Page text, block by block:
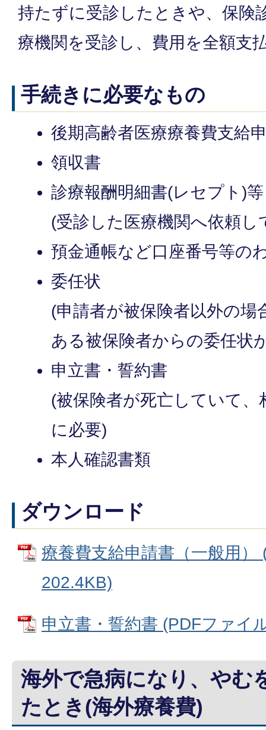
持たずに受診したときや、保険
療機関を受診し、費用を全額支
手続きに必要なもの
後期高齢者医療療養費支給
領収書
診療報酬明細書(レセプト)等
(受診した医療機関へ依頼し
預金通帳など口座番号等の
委任状
(申請者が被保険者以外の場
ある被保険者からの委任状
申立書・誓約書
(被保険者が死亡していて
に必要)
本人確認書類
ダウンロード
療養費支給申請書（一般用）
202.4KB)
申立書・誓約書 (PDFファイ
海外で急病になり、やむ
たとき(海外療養費)